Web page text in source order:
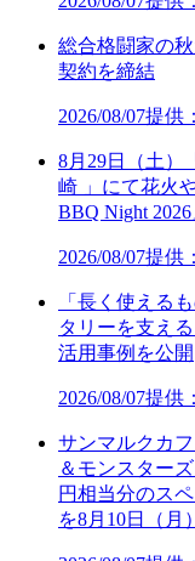
総合格闘家の
契約を締結
2026/08/07提供
8月29日（土
崎 」にて花火
BBQ Night
2026/08/07提供
「長く使える
タリーを支え
活用事例を公開
2026/08/07提供
サンマルクカ
＆モンスター
円相当分のス
を8月10日（